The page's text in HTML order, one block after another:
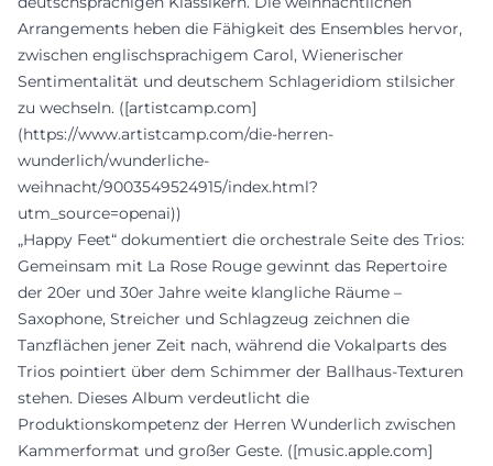
Arrangements heben die Fähigkeit des Ensembles hervor,
zwischen englischsprachigem Carol, Wienerischer
Sentimentalität und deutschem Schlageridiom stilsicher
zu wechseln. ([artistcamp.com]
(https://www.artistcamp.com/die-herren-
wunderlich/wunderliche-
weihnacht/9003549524915/index.html?
utm_source=openai))
„Happy Feet“ dokumentiert die orchestrale Seite des Trios:
Gemeinsam mit La Rose Rouge gewinnt das Repertoire
der 20er und 30er Jahre weite klangliche Räume –
Saxophone, Streicher und Schlagzeug zeichnen die
Tanzflächen jener Zeit nach, während die Vokalparts des
Trios pointiert über dem Schimmer der Ballhaus-Texturen
stehen. Dieses Album verdeutlicht die
Produktionskompetenz der Herren Wunderlich zwischen
Kammerformat und großer Geste. ([music.apple.com]